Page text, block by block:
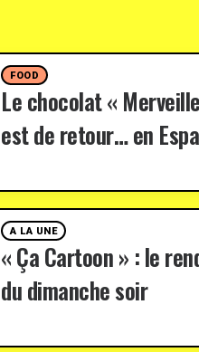
FOOD
Le chocolat «
est de retour… en
A LA UNE
« Ça Cartoon » : le
du dimanche soir